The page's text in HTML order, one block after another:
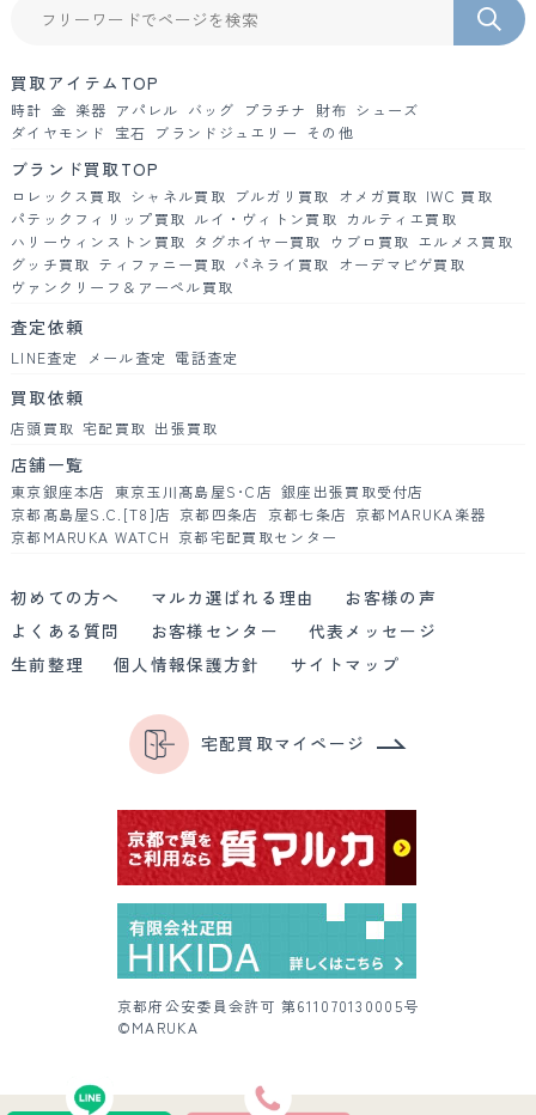
買取アイテムTOP
時計 金 楽器 アパレル バッグ プラチナ 財布 シューズ
ダイヤモンド
宝石 ブランドジュエリー その他
ブランド買取TOP
ロレックス買取 シャネル買取 ブルガリ買取 オメガ買取 IWC 買取
パテックフィリップ買取 ルイ・ヴィトン買取
カルティエ買取
ハリーウィンストン買取
タグホイヤー買取 ウブロ買取 エルメス買取
グッチ買取 ティファニー買取 パネライ買取
オーデマピゲ買取
ヴァンクリーフ＆アーペル買取
査定依頼
LINE査定 メール査定 電話査定
買取依頼
店頭買取 宅配買取 出張買取
店舗一覧
東京銀座本店 東京玉川髙島屋S･C店 銀座出張買取受付店
京都髙島屋S.C.[T8]店 京都四条店 京都七条店 京都MARUKA楽器
京都MARUKA WATCH 京都宅配買取センター
初めての方へ マルカ選ばれる理由
お客様の声
よくある質問
お客様センター
代表メッセージ
生前整理
個人情報保護方針 サイトマップ
宅配買取マイページ
京都府公安委員会許可 第611070130005号
©MARUKA